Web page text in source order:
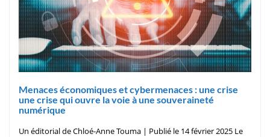
Menaces économiques et cybermenaces : une crise
une crise qui ouvre la voie à une souveraineté
numérique
Un éditorial de Chloé-Anne Touma | Publié le 14 février 2025 Le